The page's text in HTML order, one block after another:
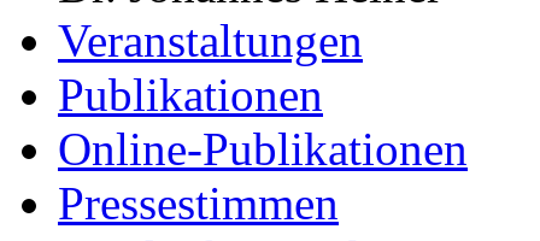
Veranstaltungen
Publikationen
Online-Publikationen
Pressestimmen